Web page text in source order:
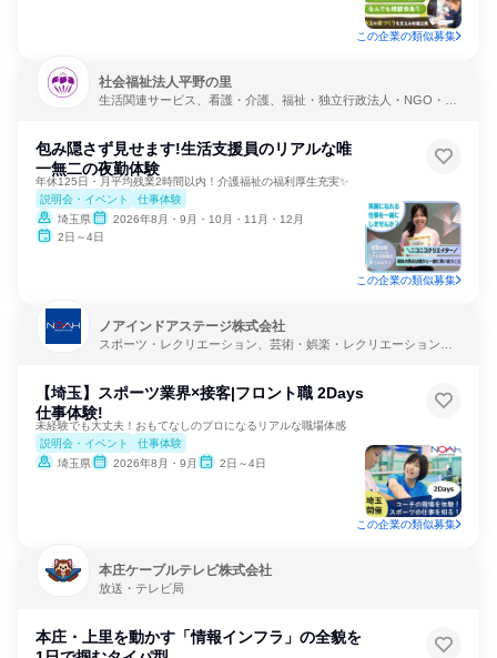
この企業の類似募集
社会福祉法人平野の里
生活関連サービス、看護・介護、福祉・独立行政法人・NGO・N
包み隠さず見せます!生活支援員のリアルな唯
一無二の夜勤体験
年休125日・月平均残業2時間以内！介護福祉の福利厚生充実✨
説明会・イベント
仕事体験
埼玉県
2026年8月・9月・10月・11月・12月
2日～4日
この企業の類似募集
ノアインドアステージ株式会社
スポーツ・レクリエーション、芸術・娯楽・レクリエーション、
【埼玉】スポーツ業界×接客|フロント職 2Days
仕事体験!
未経験でも大丈夫！おもてなしのプロになるリアルな職場体感
説明会・イベント
仕事体験
埼玉県
2026年8月・9月 2日～4日
この企業の類似募集
本庄ケーブルテレビ株式会社
放送・テレビ局
本庄・上里を動かす「情報インフラ」の全貌を